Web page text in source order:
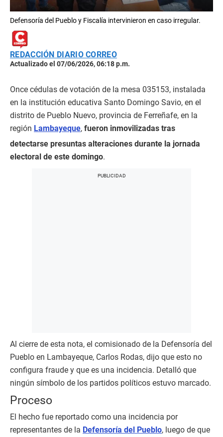
Defensoría del Pueblo y Fiscalía intervinieron en caso irregular.
REDACCIÓN DIARIO CORREO
Actualizado el 07/06/2026, 06:18 p.m.
Once cédulas de votación de la mesa 035153, instalada
en la institución educativa Santo Domingo Savio, en el
distrito de Pueblo Nuevo, provincia de Ferreñafe, en la
región Lambayeque, fueron inmovilizadas tras
detectarse presuntas alteraciones durante la jornada
electoral de este domingo.
Al cierre de esta nota, el comisionado de la Defensoría del
Pueblo en Lambayeque, Carlos Rodas, dijo que esto no
configura fraude y que es una incidencia. Detalló que
ningún símbolo de los partidos políticos estuvo marcado.
Proceso
El hecho fue reportado como una incidencia por
representantes de la Defensoría del Pueblo, luego de que